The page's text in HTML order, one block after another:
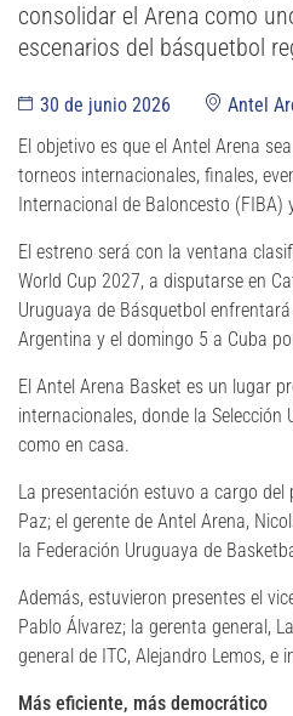
consolidar el Arena como
escenarios del básquetbol
30 de junio 2026
Antel
El objetivo es que el Antel Arena
torneos internacionales, finales,
Internacional de Baloncesto (FIBA)
El estreno será con la ventana
World Cup 2027, a disputarse en
Uruguaya de Básquetbol
Argentina y el domingo 5 a Cuba
El Antel Arena Basket es un lugar
internacionales, donde la Selección
como en casa.
La presentación estuvo a cargo del
Paz; el gerente de Antel Arena,
la Federación Uruguaya de
Además, estuvieron presentes el
Pablo Álvarez; la gerenta general,
general de ITC, Alejandro Lemos, e
Más eficiente, más democrático